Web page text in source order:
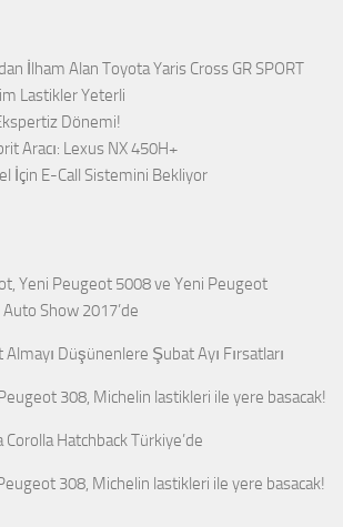
İlham Alan Toyota Yaris Cross GR SPORT
Lastikler Yeterli
Dönemi!
Aracı: Lexus NX 450H+
İçin E-Call Sistemini Bekliyor
Yeni Peugeot 5008 ve Yeni Peugeot
Show 2017’de
Düşünenlere Şubat Ayı Fırsatları
308, Michelin lastikleri ile yere basacak!
Corolla Hatchback Türkiye’de
308, Michelin lastikleri ile yere basacak!